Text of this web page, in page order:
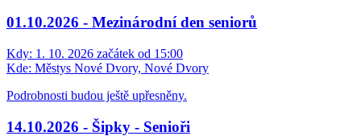
01.10.2026 - Mezinárodní den seniorů
Kdy: 1. 10. 2026 začátek od 15:00
Kde: Městys Nové Dvory, Nové Dvory
Podrobnosti budou ještě upřesněny.
14.10.2026 - Šipky - Senioři